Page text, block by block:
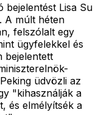
bejelentést Lisa Su
A múlt héten
felszólalt egy
ügyfelekkel és
bejelentett
üdvözli az
"kihasználják a
és elmélyítsék a